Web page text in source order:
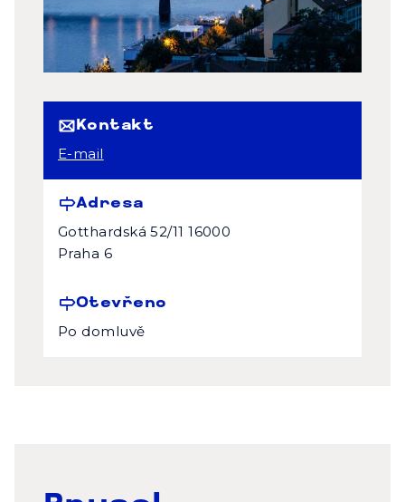
Kontakt
E-mail
Adresa
Gotthardská 52/11 16000
Praha 6
Otevřeno
Po domluvě